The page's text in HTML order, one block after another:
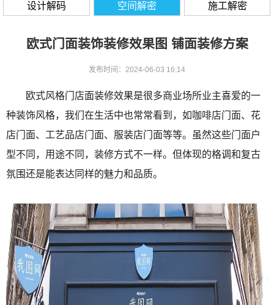
设计解码 空间解密 施工解密
欧式门面装饰装修效果图 铺面装修方案
发布时间：2024-06-03 16:14
欧式风格门店面装修效果是很多商业场所业主喜爱的一
种装饰风格，我们在生活中也常常看到，如咖啡店门面、花
店门面、工艺品店门面、服装店门面等等。虽然这些门面户
型不同，用途不同，装修方式不一样。但体现的格调和复古
氛围还是能表达同样的魅力和品质。